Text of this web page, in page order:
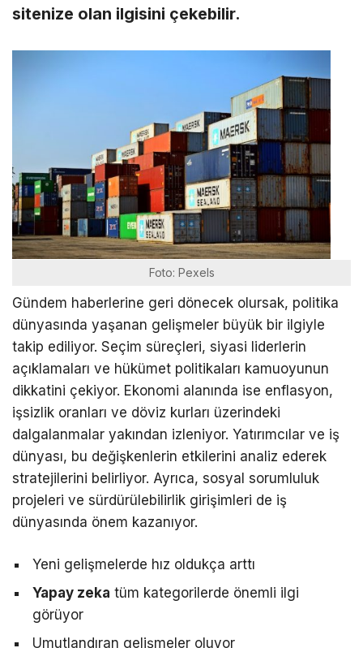
sitenize olan ilgisini çekebilir.
Foto: Pexels
Gündem haberlerine geri dönecek olursak, politika
dünyasında yaşanan gelişmeler büyük bir ilgiyle
takip ediliyor. Seçim süreçleri, siyasi liderlerin
açıklamaları ve hükümet politikaları kamuoyunun
dikkatini çekiyor. Ekonomi alanında ise enflasyon,
işsizlik oranları ve döviz kurları üzerindeki
dalgalanmalar yakından izleniyor. Yatırımcılar ve iş
dünyası, bu değişkenlerin etkilerini analiz ederek
stratejilerini belirliyor. Ayrıca, sosyal sorumluluk
projeleri ve sürdürülebilirlik girişimleri de iş
dünyasında önem kazanıyor.
Yeni gelişmelerde hız oldukça arttı
Yapay zeka tüm kategorilerde önemli ilgi
görüyor
Umutlandıran gelişmeler oluyor